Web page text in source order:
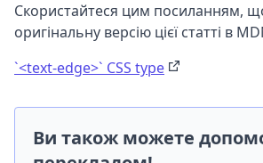
Скористайтеся цим посиланням,
оригінальну версію цієї статті в
`<text-edge>` CSS type
Ви також можете